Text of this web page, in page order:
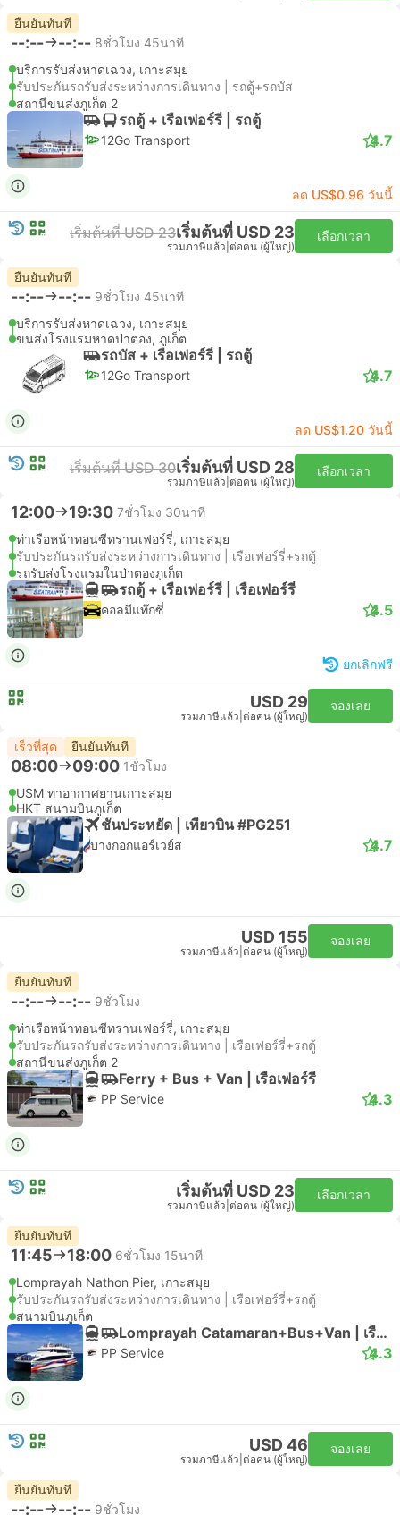
ยืนยันทันที
--:-- --:-- 8ชั่วโมง 45นาที
บริการรับส่งหาดเฉวง, เกาะสมุย
รับประกันรถรับส่งระหว่างการเดินทาง | รถตู้+รถบัส
สถานีขนส่งภูเก็ต 2
รถตู้ + เรือเฟอร์รี่ | รถตู้
12Go Transport 4.7
ลด US$0.96 วันนี้
เริ่มต้นที่ USD 23เริ่มต้นที่ USD 23
รวมภาษีแล้ว ต่อคน (ผู้ใหญ่)
เลือกเวลา
ยืนยันทันที
--:-- --:-- 9ชั่วโมง 45นาที
บริการรับส่งหาดเฉวง, เกาะสมุย
ขนส่งโรงแรมหาดป่าตอง, ภูเก็ต
รถบัส + เรือเฟอร์รี่ | รถตู้
12Go Transport 4.7
ลด US$1.20 วันนี้
เริ่มต้นที่ USD 30เริ่มต้นที่ USD 28
รวมภาษีแล้ว ต่อคน (ผู้ใหญ่)
เลือกเวลา
12:00 19:30 7ชั่วโมง 30นาที
ท่าเรือหน้าทอนซีทรานเฟอร์รี่, เกาะสมุย
รับประกันรถรับส่งระหว่างการเดินทาง | เรือเฟอร์รี่+รถตู้
รถรับส่งโรงแรมในป่าตองภูเก็ต
รถตู้ + เรือเฟอร์รี่ | เรือเฟอร์รี่
คอลมีแท๊กซี่ 4.5
ยกเลิกฟรี
USD 29
รวมภาษีแล้ว ต่อคน (ผู้ใหญ่)
จองเลย
เร็วที่สุด ยืนยันทันที
08:00 09:00 1ชั่วโมง
USM ท่าอากาศยานเกาะสมุย
HKT สนามบินภูเก็ต
ชั้นประหยัด | เที่ยวบิน #PG251
บางกอกแอร์เวย์ส 4.7
USD 155
รวมภาษีแล้ว ต่อคน (ผู้ใหญ่)
จองเลย
ยืนยันทันที
--:-- --:-- 9ชั่วโมง
ท่าเรือหน้าทอนซีทรานเฟอร์รี่, เกาะสมุย
รับประกันรถรับส่งระหว่างการเดินทาง | เรือเฟอร์รี่+รถตู้
สถานีขนส่งภูเก็ต 2
Ferry + Bus + Van | เรือเฟอร์รี่
PP Service 4.3
เริ่มต้นที่ USD 23
รวมภาษีแล้ว ต่อคน (ผู้ใหญ่)
เลือกเวลา
ยืนยันทันที
11:45 18:00 6ชั่วโมง 15นาที
Lomprayah Nathon Pier, เกาะสมุย
รับประกันรถรับส่งระหว่างการเดินทาง | เรือเฟอร์รี่+รถตู้
สนามบินภูเก็ต
Lomprayah Catamaran+Bus+Van | เรือเฟอร์รี่
PP Service 4.3
USD 46
รวมภาษีแล้ว ต่อคน (ผู้ใหญ่)
จองเลย
ยืนยันทันที
--:-- --:-- 9ชั่วโมง